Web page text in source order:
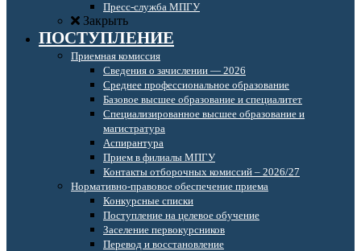
Пресс-служба МПГУ
Закрыть
ПОСТУПЛЕНИЕ
Приемная комиссия
Сведения о зачислении — 2026
Среднее профессиональное образование
Базовое высшее образование и специалитет
Специализированное высшее образование и
магистратура
Аспирантура
Прием в филиалы МПГУ
Контакты отборочных комиссий – 2026/27
Нормативно-правовое обеспечение приема
Конкурсные списки
Поступление на целевое обучение
Заселение первокурсников
Перевод и восстановление